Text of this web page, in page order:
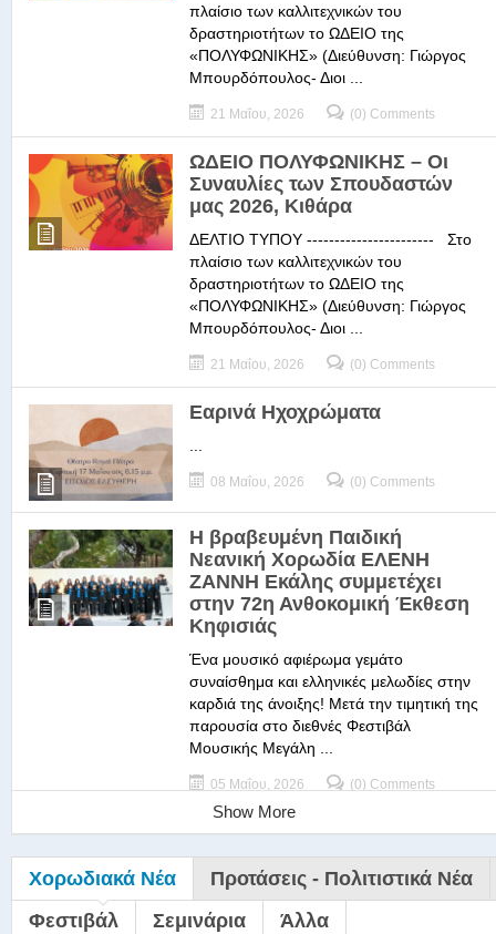
πλαίσιο των καλλιτεχνικών του
δραστηριοτήτων το ΩΔΕΙΟ της
«ΠΟΛΥΦΩΝΙΚΗΣ» (Διεύθυνση: Γιώργος
Μπουρδόπουλος- Διοι ...
21 Μαΐου, 2026 (0) Comments
ΩΔΕΙΟ ΠΟΛΥΦΩΝΙΚΗΣ – Οι
Συναυλίες των Σπουδαστών
μας 2026, Κιθάρα
ΔΕΛΤΙΟ ΤΥΠΟΥ ----------------------- Στο
πλαίσιο των καλλιτεχνικών του
δραστηριοτήτων το ΩΔΕΙΟ της
«ΠΟΛΥΦΩΝΙΚΗΣ» (Διεύθυνση: Γιώργος
Μπουρδόπουλος- Διοι ...
21 Μαΐου, 2026 (0) Comments
Εαρινά Ηχοχρώματα
08 Μαΐου, 2026 (0) Comments
Η βραβευμένη Παιδική
Νεανική Χορωδία ΕΛΕΝΗ
ΖΑΝΝΗ Εκάλης συμμετέχει
στην 72η Ανθοκομική Έκθεση
Κηφισιάς
Ένα μουσικό αφιέρωμα γεμάτο
συναίσθημα και ελληνικές μελωδίες στην
καρδιά της άνοιξης! Μετά την τιμητική της
παρουσία στο διεθνές Φεστιβάλ
Μουσικής Μεγάλη ...
05 Μαΐου, 2026 (0) Comments
Show More
Χορωδιακά Νέα
Προτάσεις - Πολιτιστικά Νέα
Φεστιβάλ
Σεμινάρια Άλλα